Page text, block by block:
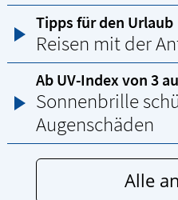
Tipps für den Urlaub
Reisen mit der
Ab UV-Index von 3
Sonnenbrille
Augenschäden
Alle